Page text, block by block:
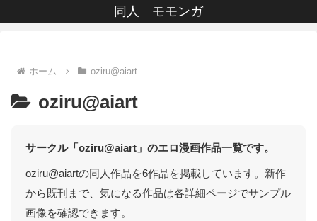
同人 モモンガ
ホーム oziru@aiart
oziru@aiart
サークル「oziru@aiart」のエロ漫画作品一覧です。
oziru@aiartの同人作品を6作品を掲載しています。新作
から既刊まで、気になる作品は各詳細ページでサンプル
画像を確認できます。